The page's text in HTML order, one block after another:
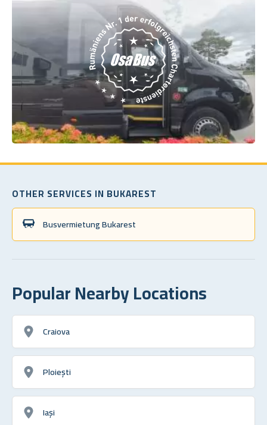
OTHER SERVICES IN BUKAREST
Busvermietung Bukarest
Popular Nearby Locations
Craiova
Ploiești
Iași